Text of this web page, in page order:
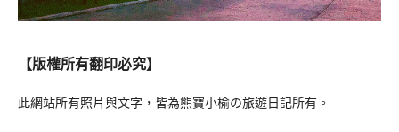
【版權所有翻印必究】
此網站所有照片與文字，皆為熊寶小榆の旅遊日記所有。